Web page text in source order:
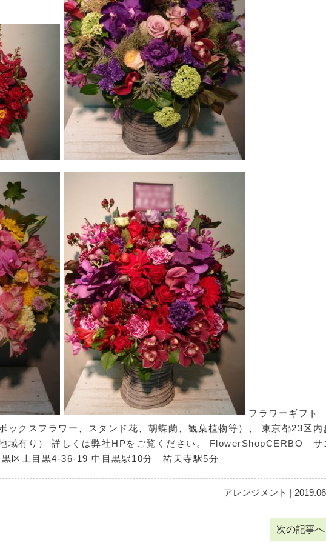
フラワーギフト
ックスフラワー、スタンド花、胡蝶蘭、観葉植物等）、 東京都23区内
域有り） 詳しくは弊社HPをご覧ください。 FlowerShopCERBO サ
黒区上目黒4-36-19 中目黒駅10分 祐天寺駅5分
アレンジメント |
次の記事